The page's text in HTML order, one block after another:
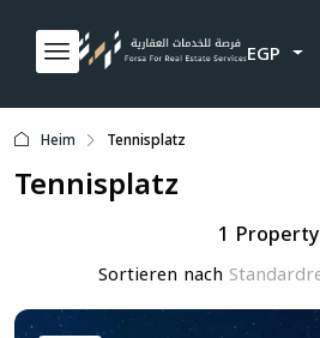
EGP
Heim Tennisplatz
Tennisplatz
1 Property
Sortieren nach